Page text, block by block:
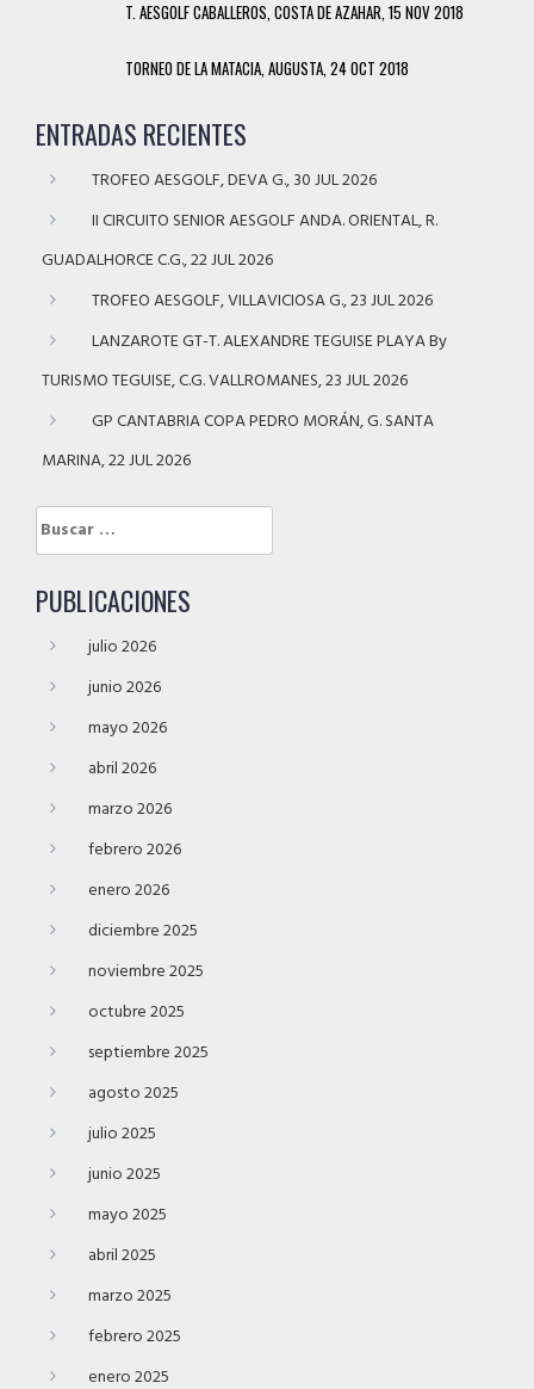
T. AESGOLF CABALLEROS, COSTA DE AZAHAR, 15 NOV 2018
TORNEO DE LA MATACIA, AUGUSTA, 24 OCT 2018
ENTRADAS RECIENTES
TROFEO AESGOLF, DEVA G., 30 JUL 2026
II CIRCUITO SENIOR AESGOLF ANDA. ORIENTAL, R.
GUADALHORCE C.G., 22 JUL 2026
TROFEO AESGOLF, VILLAVICIOSA G., 23 JUL 2026
LANZAROTE GT-T. ALEXANDRE TEGUISE PLAYA By
TURISMO TEGUISE, C.G. VALLROMANES, 23 JUL 2026
GP CANTABRIA COPA PEDRO MORÁN, G. SANTA
MARINA, 22 JUL 2026
Buscar:
PUBLICACIONES
julio 2026
junio 2026
mayo 2026
abril 2026
marzo 2026
febrero 2026
enero 2026
diciembre 2025
noviembre 2025
octubre 2025
septiembre 2025
agosto 2025
julio 2025
junio 2025
mayo 2025
abril 2025
marzo 2025
febrero 2025
enero 2025